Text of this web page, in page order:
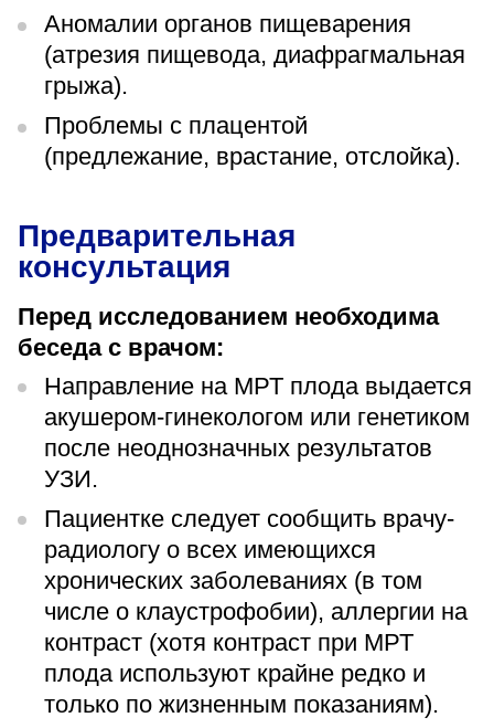
Аномалии органов пищеварения
(атрезия пищевода, диафрагмальная
грыжа).
Проблемы с плацентой
(предлежание, врастание, отслойка).
Предварительная
консультация
Перед исследованием необходима
беседа с врачом:
Направление на МРТ плода выдается
акушером-гинекологом или генетиком
после неоднозначных результатов
УЗИ.
Пациентке следует сообщить врачу-
радиологу о всех имеющихся
хронических заболеваниях (в том
числе о клаустрофобии), аллергии на
контраст (хотя контраст при МРТ
плода используют крайне редко и
только по жизненным показаниям).